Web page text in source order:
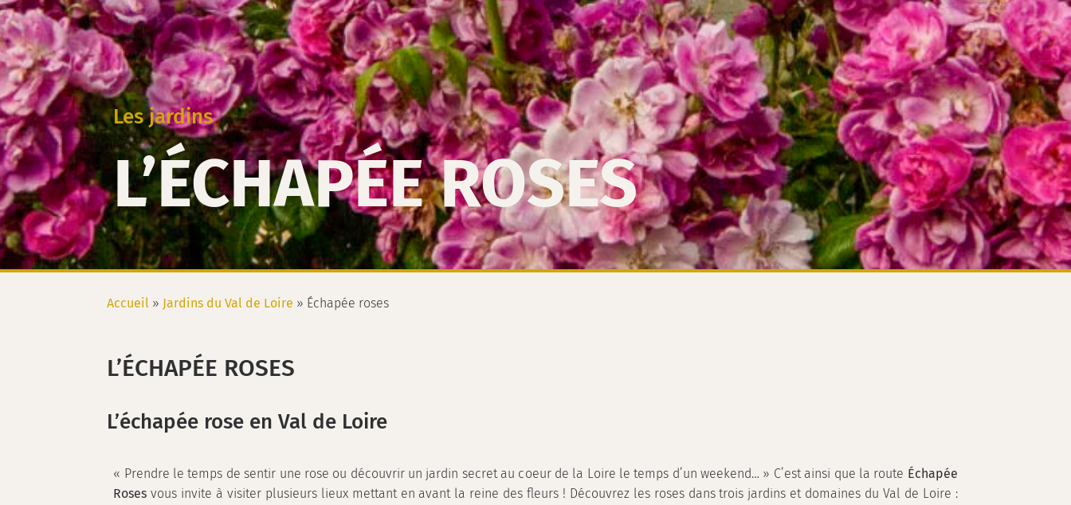
Les jardins
L’ÉCHAPÉE ROSES
Accueil » Jardins du Val de Loire » Échapée roses
L’ÉCHAPÉE ROSES
L’échapée rose en Val de Loire
« Prendre le temps de sentir une rose ou découvrir un jardin secret au coeur de la Loire le temps d’un weekend… » C’est ainsi que la route Échapée
Roses vous invite à visiter plusieurs lieux mettant en avant la reine des fleurs ! Découvrez les roses dans trois jardins et domaines du Val de Loire :